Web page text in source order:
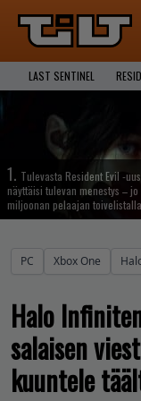
LAST SENTINEL
1. Tulevasta Resident Evil -
näyttäisi tulevan menestys –
miljoonan pelaajan toivelistalla
PC Xbox One
Halo
salaisen
kuuntele